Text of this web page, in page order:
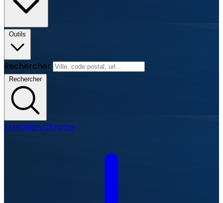
Outils
Rechercher
Rechercher
Extension Chrome